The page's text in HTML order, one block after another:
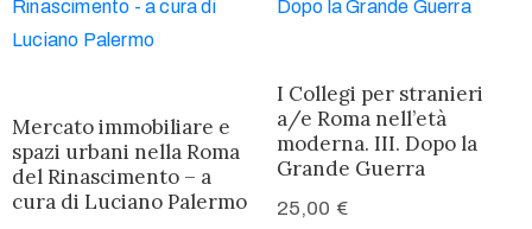
Mercato immobiliare e
spazi urbani nella Roma
del Rinascimento – a
cura di Luciano Palermo
I Collegi per stranieri
a/e Roma nell’età
moderna. III. Dopo la
Grande Guerra
25,00 €